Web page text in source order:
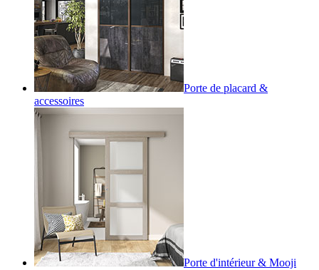
Porte de placard &
accessoires
Porte d'intérieur & Mooji